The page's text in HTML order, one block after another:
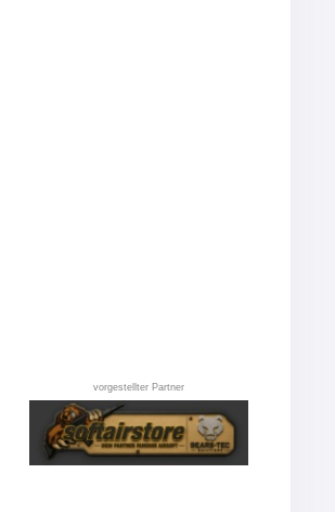
vorgestellter Partner